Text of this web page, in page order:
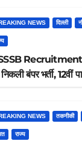
NEWS दिल्ली
Recruitment
बंपर भर्ती,
NEWS तकनीकी
राज्य